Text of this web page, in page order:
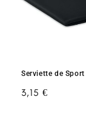
Serviette de Sport
Prix
3,15 €